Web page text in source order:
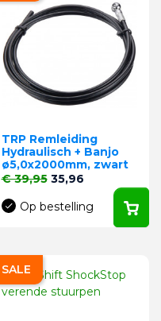
TRP Remleiding
Hydraulisch + Banjo
ø5,0x2000mm, zwart
Normale prijs
€ 39,95 Prijs
35,96
Op bestelling
SALE